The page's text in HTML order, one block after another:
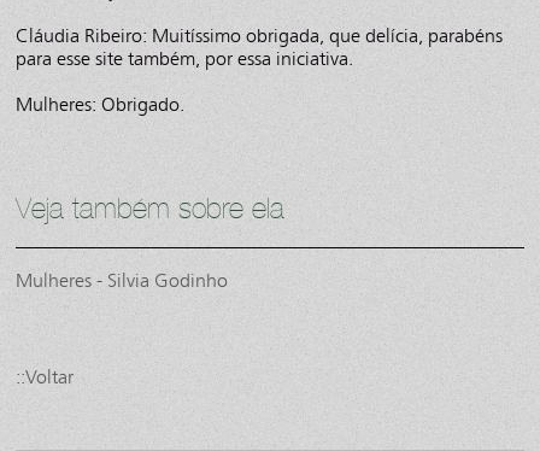
Cláudia Ribeiro: Muitíssimo obrigada, que delícia, parabéns
para esse site também, por essa iniciativa.
Mulheres: Obrigado.
Veja também sobre ela
Mulheres - Silvia Godinho
::Voltar